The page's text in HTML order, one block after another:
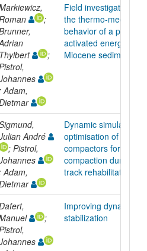
Roman
;
Thylbert
;
; Adam,
Field investigations on
the thermo-
behavior of a partially
activated energy pile
Miocene sediments
André
; Pistrol,
; Adam,
Dynamic simulation
optimisation of plate
compactors for
compaction during rail
track rehabilitation
;
Improving dynamic
stabilization